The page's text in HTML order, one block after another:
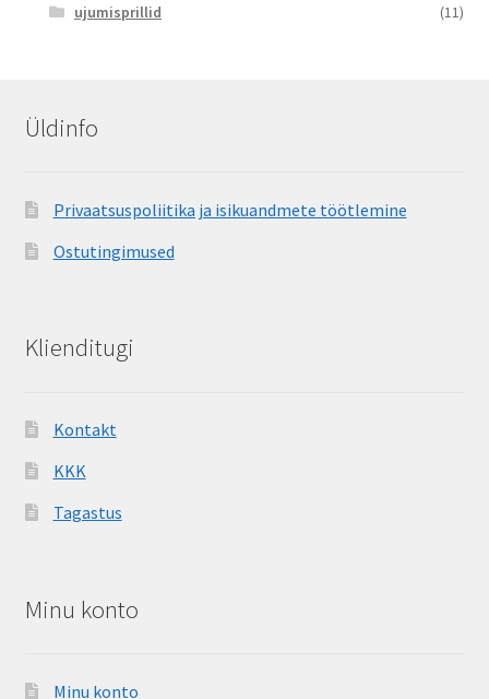
ujumisprillid
(11)
Üldinfo
Privaatsuspoliitika ja isikuandmete töötlemine
Ostutingimused
Klienditugi
Kontakt
KKK
Tagastus
Minu konto
Minu konto